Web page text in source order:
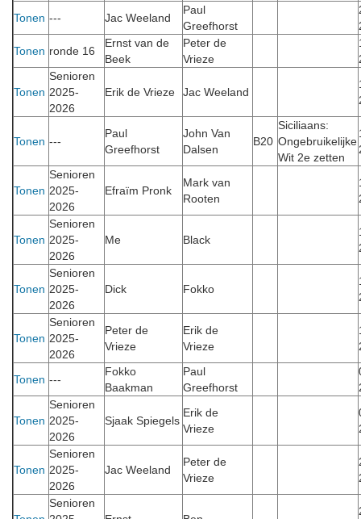
Tonen --- Jac Weeland
Paul
Greefhorst
Tonen ronde 16
Ernst van de
Beek
Peter de
Vrieze
Tonen
Senioren
2025-
2026
Erik de Vrieze Jac Weeland
Tonen ---
Paul
Greefhorst
John Van
Dalsen
B20
Siciliaans:
Ongebruikelijke
Wit 2e zetten
Tonen
Senioren
2025-
2026
Efraïm Pronk
Mark van
Rooten
Tonen
Senioren
2025-
2026
Me Black
Tonen
Senioren
2025-
2026
Dick Fokko
Tonen
Senioren
2025-
2026
Peter de
Vrieze
Erik de
Vrieze
Tonen ---
Fokko
Baakman
Paul
Greefhorst
Tonen
Senioren
2025-
2026
Sjaak Spiegels
Erik de
Vrieze
Tonen
Senioren
2025-
2026
Jac Weeland
Peter de
Vrieze
Senioren